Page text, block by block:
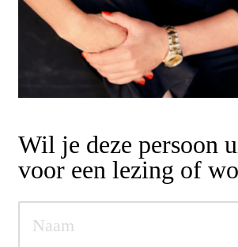
Wil je deze persoon
voor een lezing of